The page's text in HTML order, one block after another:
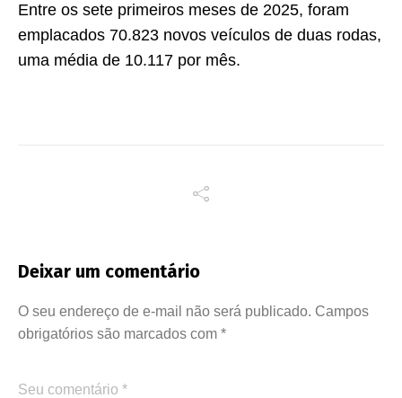
Entre os sete primeiros meses de 2025, foram
emplacados 70.823 novos veículos de duas rodas,
uma média de 10.117 por mês.
Deixar um comentário
O seu endereço de e-mail não será publicado. Campos
obrigatórios são marcados com *